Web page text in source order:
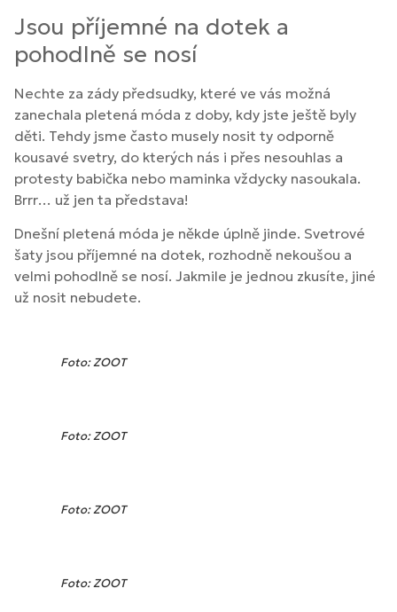
Jsou příjemné na dotek a
pohodlně se nosí
Nechte za zády předsudky, které ve vás možná
zanechala pletená móda z doby, kdy jste ještě byly
děti. Tehdy jsme často musely nosit ty odporně
kousavé svetry, do kterých nás i přes nesouhlas a
protesty babička nebo maminka vždycky nasoukala.
Brrr… už jen ta představa!
Dnešní pletená móda je někde úplně jinde. Svetrové
šaty jsou příjemné na dotek, rozhodně nekoušou a
velmi pohodlně se nosí. Jakmile je jednou zkusíte, jiné
už nosit nebudete.
Foto: ZOOT
Foto: ZOOT
Foto: ZOOT
Foto: ZOOT